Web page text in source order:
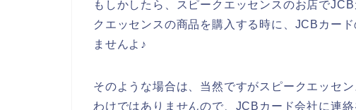
もしかしたら、スピークエッセンスのお店で
クエッセンスの商品を購入する時に、JCBカー
ませんよ♪
そのような場合は、当然ですがスピークエッセ
わけではありませんので、JCBカード会社に連